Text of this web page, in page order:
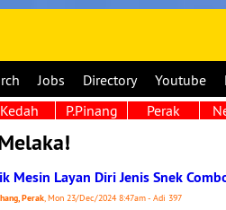
Jobs Directory Youtube
Kedah P.Pinang Perak
Mesin Layan Diri Jenis Snek
Perak, Mon 23/Dec/2024 8:47am - Adi 397